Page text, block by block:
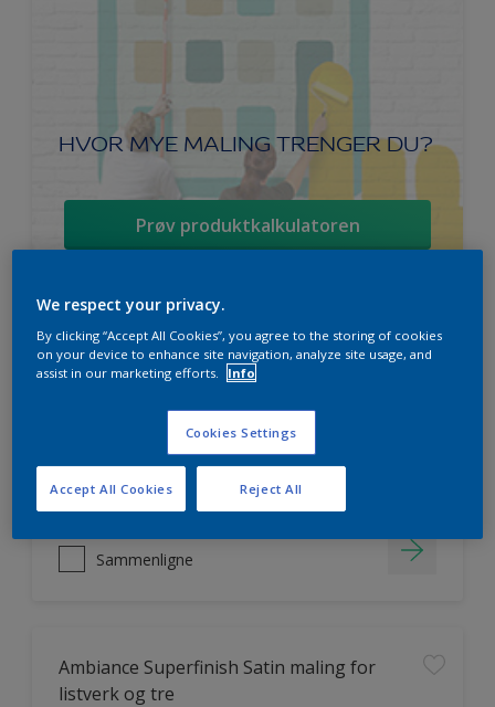
HVOR MYE MALING TRENGER DU?
Prøv produktkalkulatoren
Ambiance Endless Sky takmaling
For beste sluttresultat
Sammenligne
Ambiance Superfinish Satin maling for
listverk og tre
We respect your privacy.
By clicking “Accept All Cookies”, you agree to the storing of cookies
on your device to enhance site navigation, analyze site usage, and
assist in our marketing efforts.
Info
Cookies Settings
Reject All
Accept All Cookies